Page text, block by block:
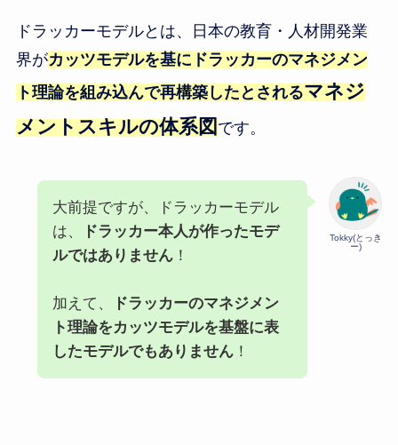
ドラッカーモデルとは、日本の教育・人材開発業
界がカッツモデルを基にドラッカーのマネジメン
ト理論を組み込んで再構築したとされるマネジ
メントスキルの体系図です。
Tokky(とっき
ー)
大前提ですが、ドラッカーモデル
は、
ドラッカー本人が作ったモデ
ルではありません！
加えて、
ドラッカーのマネジメン
ト理論をカッツモデルを基盤に表
したモデルでもありません！